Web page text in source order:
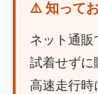
⚠️ 知って
ネット通販
試着せずに
高速走行時